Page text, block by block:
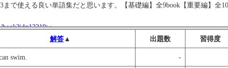
で使える良い単語集だと思います。【基礎編】全9book【重要編】全
;
book?id=12166>;
めです。
;
解答▲ 出題数 習得度
swim. -